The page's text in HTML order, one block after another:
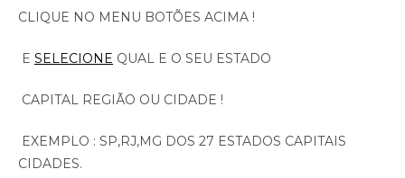
CLIQUE NO MENU BOTÕES ACIMA !
E SELECIONE QUAL E O SEU ESTADO
CAPITAL REGIÃO OU CIDADE !
EXEMPLO : SP,RJ,MG DOS 27 ESTADOS CAPITAIS
CIDADES.